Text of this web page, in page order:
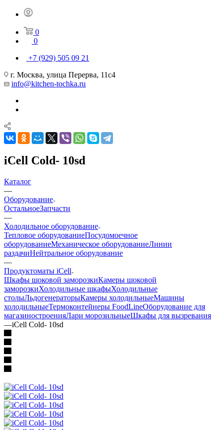
0
0
+7 (929) 505 09 21
г. Москва, улица Перерва, 11с4
info@kitchen-tochka.ru
iCell Cold- 10sd
Каталог
—
Оборудование
ОстальноеЗапчасти
—
Холодильное оборудование
Тепловое оборудованиеПосудомоечное
оборудованиеМеханическое оборудованиеЛинии
раздачиНейтральное оборудование
—
Продуктоматы iCell
Шкафы шоковой заморозкиКамеры шоковой
заморозкиХолодильные шкафыХолодильные
столыЛьдогенераторыКамеры холодильныеМашины
холодильныеТермоконтейнеры FoodLineОборудование для
магазиностроенияЛари морозильныеШкафы для вызревания
—iCell Cold- 10sd